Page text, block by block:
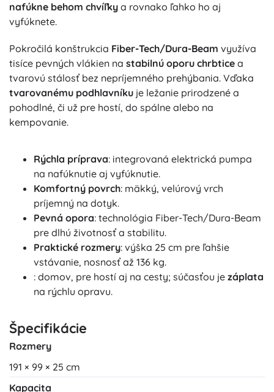
nafúkne behom chvíľky a rovnako ľahko ho aj
vyfúknete.
Pokročilá konštrukcia Fiber-Tech/Dura-Beam využíva
tisíce pevných vlákien na stabilnú oporu chrbtice a
tvarovú stálosť bez nepríjemného prehýbania. Vďaka
tvarovanému podhlavníku je ležanie prirodzené a
pohodlné, či už pre hostí, do spálne alebo na
kempovanie.
Rýchla príprava: integrovaná elektrická pumpa
na nafúknutie aj vyfúknutie.
Komfortný povrch: mäkký, velúrový vrch
príjemný na dotyk.
Pevná opora: technológia Fiber-Tech/Dura-Beam
pre dlhú životnosť a stabilitu.
Praktické rozmery: výška 25 cm pre ľahšie
vstávanie, nosnosť až 136 kg.
: domov, pre hostí aj na cesty; súčasťou je záplata
na rýchlu opravu.
Špecifikácie
Rozmery
191 × 99 × 25 cm
Kapacita